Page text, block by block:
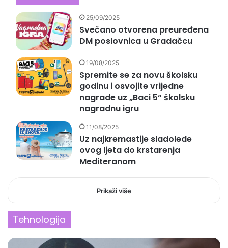
25/09/2025
Svečano otvorena preuređena
DM poslovnica u Gradačcu
19/08/2025
Spremite se za novu školsku
godinu i osvojite vrijedne
nagrade uz „Baci 5“ školsku
nagradnu igru
11/08/2025
Uz najkremastije sladolede
ovog ljeta do krstarenja
Mediteranom
Prikaži više
Tehnologija